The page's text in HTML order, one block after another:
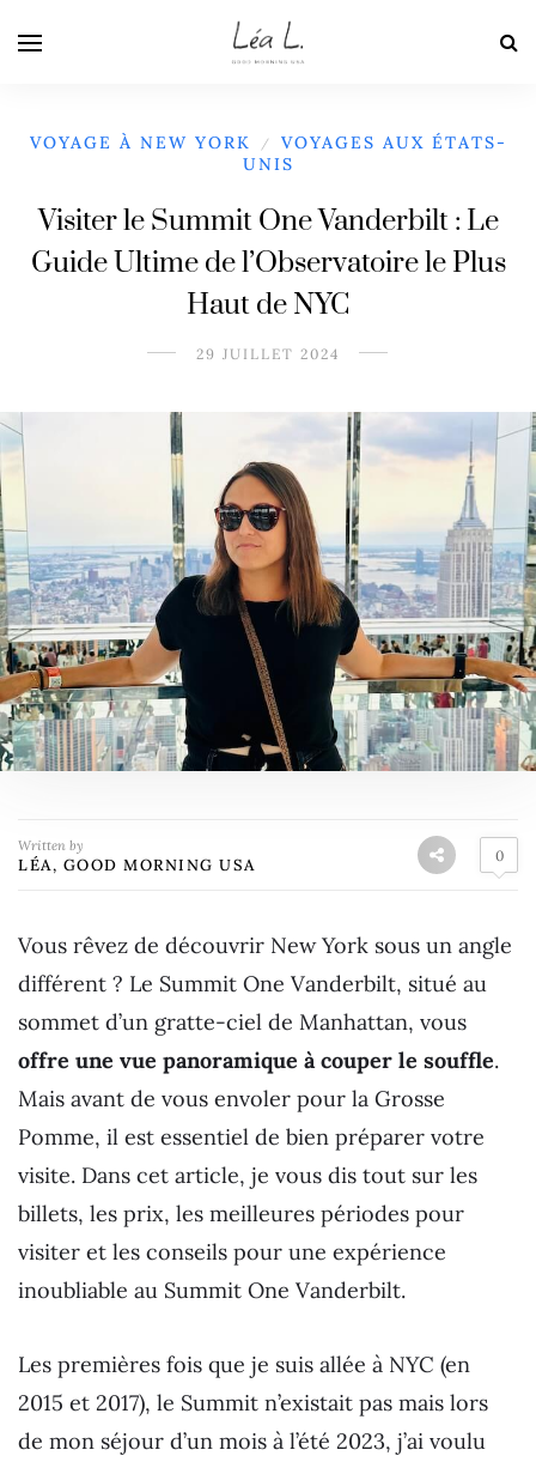
VOYAGE À NEW YORK /
VOYAGES AUX ÉTATS-
UNIS
Visiter le Summit One Vanderbilt : Le
Guide Ultime de l’Observatoire le Plus
Haut de NYC
29 JUILLET 2024
Written by
LÉA, GOOD MORNING USA 0
Vous rêvez de découvrir New York sous un angle
différent ? Le Summit One Vanderbilt, situé au
sommet d’un gratte-ciel de Manhattan, vous
offre une vue panoramique à couper le souffle.
Mais avant de vous envoler pour la Grosse
Pomme, il est essentiel de bien préparer votre
visite. Dans cet article, je vous dis tout sur les
billets, les prix, les meilleures périodes pour
visiter et les conseils pour une expérience
inoubliable au Summit One Vanderbilt.
Les premières fois que je suis allée à NYC (en
2015 et 2017), le Summit n’existait pas mais lors
de mon séjour d’un mois à l’été 2023, j’ai voulu